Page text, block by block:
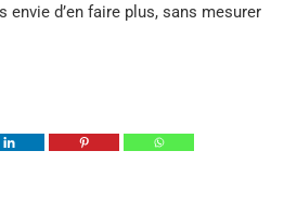
envie d’en faire plus, sans mesurer